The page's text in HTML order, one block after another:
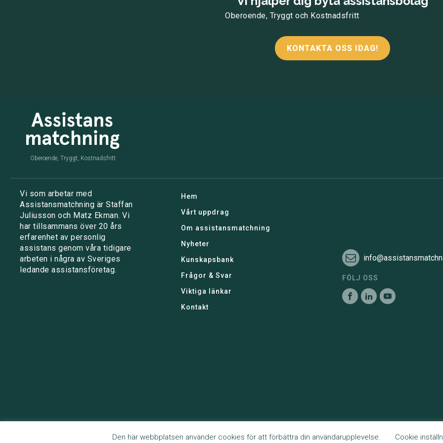
Oberoende, Tryggt och Kostnadsfritt
KONTAKTA OSS IDAG!
Oberoende, Tryggt, Kostnadsfritt
Vi som arbetar med
Assistansmatchning är Staffan
Juliusson och Matz Ekman. Vi
har tillsammans över 20 års
erfarenhet av personlig
assistans genom våra tidigare
arbeten i några av Sveriges
ledande assistansföretag.
Hem
Vårt uppdrag
Om assistansmatchning
Nyheter
Kunskapsbank
Frågor & Svar
Viktiga länkar
Kontakt
FÖLJ OSS
Den här webbplatsen använder cookies för att förbättra din användarupplevelse. Cookie